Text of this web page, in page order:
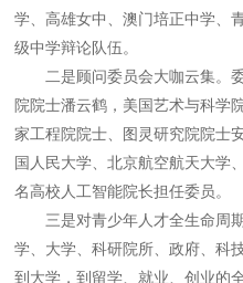
学、高雄女中、澳门培正中学、
级中学辩论队伍。
二是顾问委员会大咖云集。
院院士潘云鹤，美国艺术与科学
家工程院院士、图灵研究院院士
国人民大学、北京航空航天大学
名高校人工智能院长担任委员。
三是对青少年人才全生命周
学、大学、科研院所、政府、科
到大学，到留学、就业、创业的